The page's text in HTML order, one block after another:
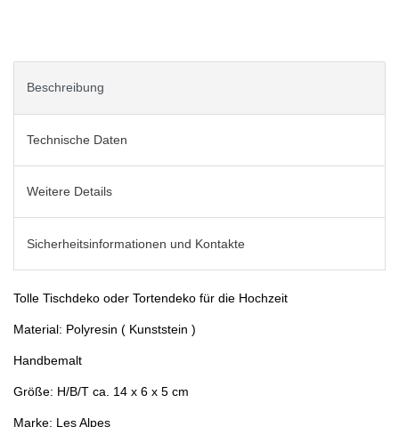
Beschreibung
Technische Daten
Weitere Details
Sicherheitsinformationen und Kontakte
Tolle Tischdeko oder Tortendeko für die Hochzeit
Material: Polyresin ( Kunststein )
Handbemalt
Größe: H/B/T ca. 14 x 6 x 5 cm
Marke: Les Alpes